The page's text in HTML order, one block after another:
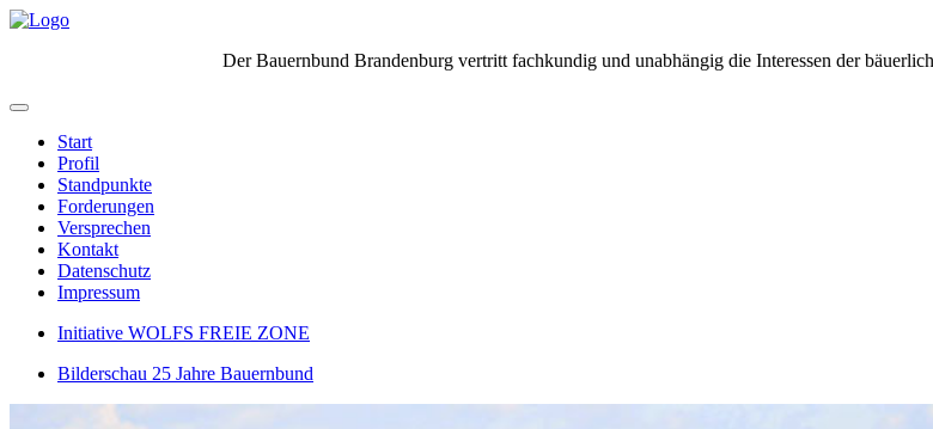
Der Bauernbund Brandenburg vertritt fachkundig und unabhängig die Interessen der
Start
Profil
Standpunkte
Forderungen
Versprechen
Kontakt
Datenschutz
Impressum
Initiative WOLFS FREIE ZONE
Bilderschau 25 Jahre Bauernbund